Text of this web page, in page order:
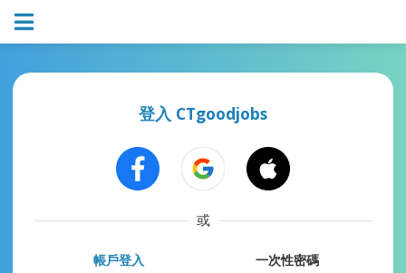
登入 CTgoodjobs
或
帳戶登入 一次性密碼